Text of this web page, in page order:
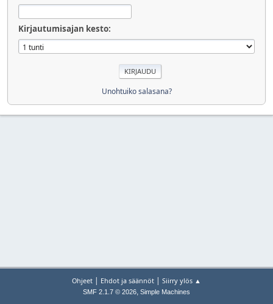
Kirjautumisajan kesto:
Unohtuiko salasana?
Ohjeet | Ehdot ja säännöt | Siirry ylös ▲
SMF 2.1.7 © 2026, Simple Machines